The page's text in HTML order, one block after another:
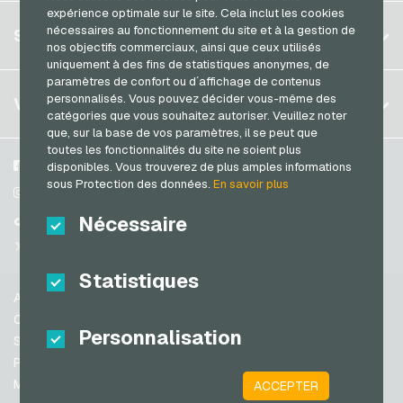
expérience optimale sur le site. Cela inclut les cookies
nécessaires au fonctionnement du site et à la gestion de
nos objectifs commerciaux, ainsi que ceux utilisés
uniquement à des fins de statistiques anonymes, de
paramètres de confort ou d´affichage de contenus
personnalisés. Vous pouvez décider vous-même des
catégories que vous souhaitez autoriser. Veuillez noter
que, sur la base de vos paramètres, il se peut que
toutes les fonctionnalités du site ne soient plus
disponibles. Vous trouverez de plus amples informations
sous Protection des données.En savoir plus
Nécessaire
Statistiques
Personnalisation
ACCEPTER
Spotify Premium Cartes cadeaux
Thalia Cartes cadeaux
TikTok Cartes cadeaux
toom Cartes cadeaux
Wolt Cartes cadeaux
World of Sweets Cartes cadeaux
Wunschgutschein Cartes cadeaux
Zalando Cartes cadeaux
Allemagne (DE)
Allemagne (EN)
France
Italie
Pays-bas
Autriche
Portugal
Suisse (DE)
Suisse (IT)
États-unis (EN)
S´inscrire
S´inscrire
Mon panier
SERVICE
FAQ
Méthodes de paiement
Conditions generales&Droit de retour
Protection des données
VGO-SHOP
A propos de nous
Partenaires
Facebook
Instagram
TikTok
Aide
Conditions generales
Sécurité & vérification
Protection des données
Mentions légales